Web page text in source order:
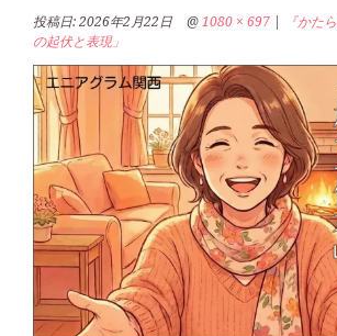
投稿日:2026年2月22日 @1080 × 697
『かた
の起伏と表現」